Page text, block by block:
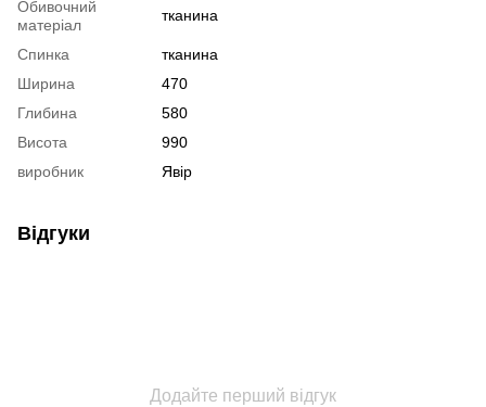
Обивочний
матеріал
тканина
Спинка
тканина
Ширина
470
Глибина
580
Висота
990
виробник
Явір
Відгуки
Додайте перший відгук